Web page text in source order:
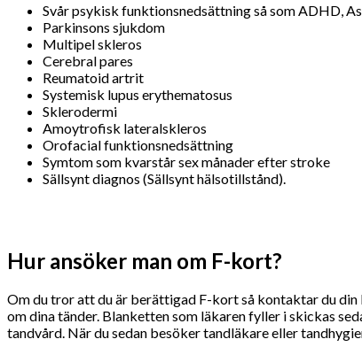
Svår psykisk funktionsnedsättning så som ADHD,
Parkinsons sjukdom
Multipel skleros
Cerebral pares
Reumatoid artrit
Systemisk lupus erythematosus
Sklerodermi
Amoytrofisk lateralskleros
Orofacial funktionsnedsättning
Symtom som kvarstår sex månader efter stroke
Sällsynt diagnos (Sällsynt hälsotillstånd).
Hur ansöker man om F-kort?
Om du tror att du är berättigad F-kort så kontaktar du
om dina tänder. Blanketten som läkaren fyller i skickas
tandvård. När du sedan besöker tandläkare eller